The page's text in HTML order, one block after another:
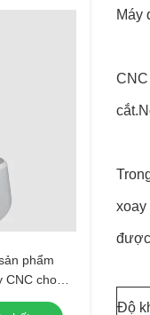
phẩm
CNC cho
Máy
CNC
xoay
Độ